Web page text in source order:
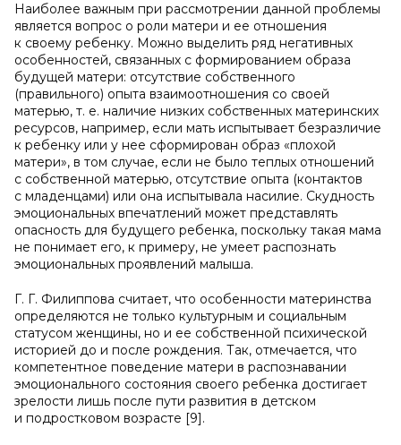
Наиболее важным при рассмотрении данной проблемы
является вопрос о роли матери и ее отношения
к своему ребенку. Можно выделить ряд негативных
особенностей, связанных с формированием образа
будущей матери: отсутствие собственного
(правильного) опыта взаимоотношения со своей
матерью, т. е. наличие низких собственных материнских
ресурсов, например, если мать испытывает безразличие
к ребенку или у нее сформирован образ «плохой
матери», в том случае, если не было теплых отношений
с собственной матерью, отсутствие опыта (контактов
с младенцами) или она испытывала насилие. Скудность
эмоциональных впечатлений может представлять
опасность для будущего ребенка, поскольку такая мама
не понимает его, к примеру, не умеет распознать
эмоциональных проявлений малыша.
Г. Г. Филиппова считает, что особенности материнства
определяются не только культурным и социальным
статусом женщины, но и ее собственной психической
историей до и после рождения. Так, отмечается, что
компетентное поведение матери в распознавании
эмоционального состояния своего ребенка достигает
зрелости лишь после пути развития в детском
и подростковом возрасте [9].